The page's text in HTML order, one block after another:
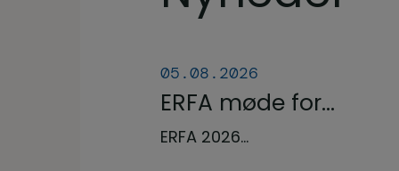
05.08.2026
ERFA møde for
oplæringsansvarlige
ERFA 2026...